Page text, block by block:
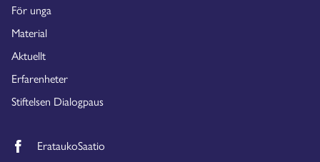
För unga
Material
Aktuellt
Erfarenheter
Stiftelsen Dialogpaus
ErataukoSaatio